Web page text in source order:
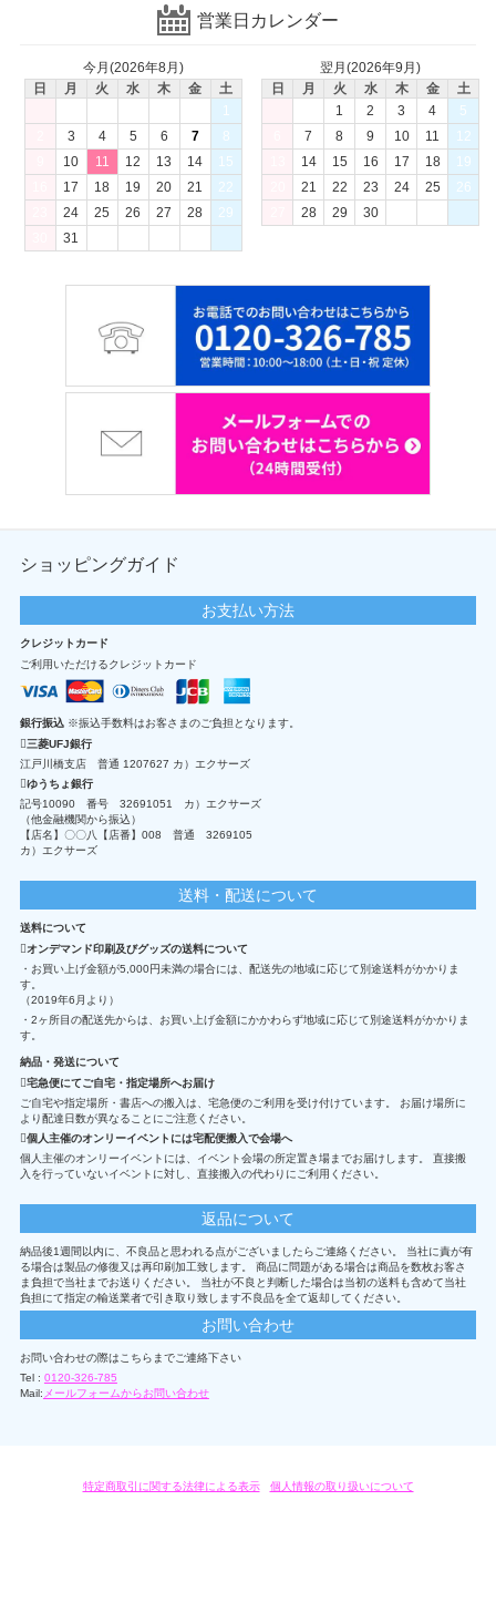
営業日カレンダー
今月(2026年8月)
日
月 火 水 木 金
土
1
3 4 5 6 7
8
10 11 12 13 14
15
17 18 19 20 21
22
24 25 26 27 28
29
31
翌月(2026年9月)
日
月 火 水 木 金
土
1
2 3 4
5
7 8 9 10 11
12
14 15 16 17 18
19
21 22 23 24 25
26
28 29 30
ショッピングガイド
お支払い方法
クレジットカード
ご利用いただけるクレジットカード
銀行振込 ※振込手数料はお客さまのご負担となります。
三菱UFJ銀行
江戸川橋支店 普通 1207627 カ）エクサーズ
ゆうちょ銀行
記号10090 番号 32691051 カ）エクサーズ
（他金融機関から振込）
【店名】〇〇八【店番】008 普通 3269105
カ）エクサーズ
送料・配送について
送料について
オンデマンド印刷及びグッズの送料について
・お買い上げ金額が5,000円未満の場合には、配送先の地域に応じて別途送料がかかりま
す。
（2019年6月より）
・2ヶ所目の配送先からは、お買い上げ金額にかかわらず地域に応じて別途送料がかかりま
す。
納品・発送について
宅急便にてご自宅・指定場所へお届け
ご自宅や指定場所・書店への搬入は、宅急便のご利用を受け付けています。 お届け場所に
より配達日数が異なることにご注意ください。
個人主催のオンリーイベントには宅配便搬入で会場へ
個人主催のオンリーイベントには、イベント会場の所定置き場までお届けします。 直接搬
入を行っていないイベントに対し、直接搬入の代わりにご利用ください。
返品について
納品後1週間以内に、不良品と思われる点がございましたらご連絡ください。 当社に責が有
る場合は製品の修復又は再印刷加工致します。 商品に問題がある場合は商品を数枚お客さ
ま負担で当社までお送りください。 当社が不良と判断した場合は当初の送料も含めて当社
負担にて指定の輸送業者で引き取り致します不良品を全て返却してください。
お問い合わせ
お問い合わせの際はこちらまでご連絡下さい
Tel : 0120-326-785
Mail: メールフォームからお問い合わせ
特定商取引に関する法律による表示/ 個人情報の取り扱いについて